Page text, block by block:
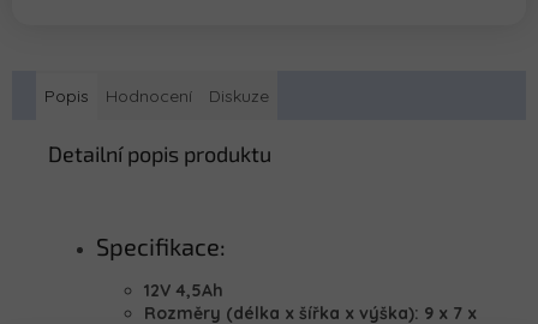
Popis Hodnocení Diskuze
Detailní popis produktu
Specifikace:
12V 4,5Ah
Rozměry (délka x šířka x výška): 9 x 7 x